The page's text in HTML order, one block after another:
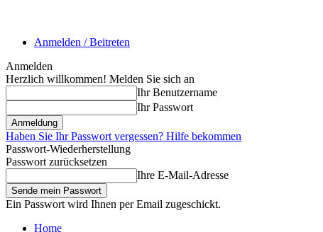
Anmelden / Beitreten
Anmelden
Herzlich willkommen! Melden Sie sich an
Ihr Benutzername
Ihr Passwort
Haben Sie Ihr Passwort vergessen? Hilfe bekommen
Passwort-Wiederherstellung
Passwort zurücksetzen
Ihre E-Mail-Adresse
Ein Passwort wird Ihnen per Email zugeschickt.
Home